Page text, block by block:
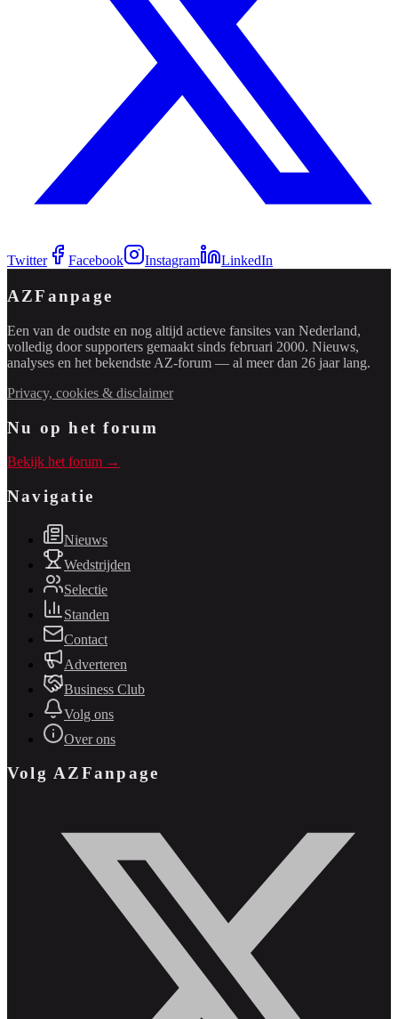
Twitter Facebook Instagram LinkedIn
AZFanpage
Een van de oudste en nog altijd actieve fansites van Nederland,
volledig door supporters gemaakt sinds februari 2000. Nieuws,
analyses en het bekendste AZ-forum — al meer dan 26 jaar lang.
Privacy, cookies & disclaimer
Nu op het forum
Bekijk het forum →
Navigatie
Nieuws
Wedstrijden
Selectie
Standen
Contact
Adverteren
Business Club
Volg ons
Over ons
Volg AZFanpage